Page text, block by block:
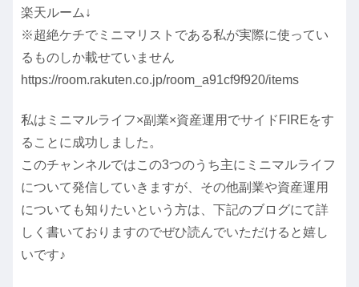
楽天ルーム↓
※超絶ケチでミニマリストである私が実際に使ってい
るものしか載せていません
https://room.rakuten.co.jp/room_a91cf9f920/items
私はミニマルライフ×副業×資産運用でサイドFIREをす
ることに成功しました。
このチャンネルではこの3つのうち主にミニマルライフ
について発信していきますが、その他副業や資産運用
についても知りたいという方は、下記のブログにて詳
しく書いておりますのでぜひ読んでいただけると嬉し
いです♪